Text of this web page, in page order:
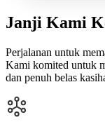
Janji Kami
Perjalanan untuk
Kami komited untuk
dan penuh belas